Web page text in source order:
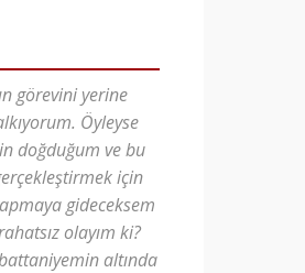
görevini yerine
Öyleyse
doğduğum ve bu
için
gideceksem
olayım ki?
altında